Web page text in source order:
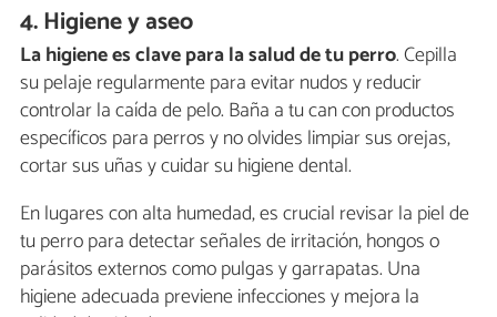
4. Higiene y aseo
La higiene es clave para la salud de tu perro. Cepilla
su pelaje regularmente para evitar nudos y reducir
controlar la caída de pelo. Baña a tu can con productos
específicos para perros y no olvides limpiar sus orejas,
cortar sus uñas y cuidar su higiene dental.
En lugares con alta humedad, es crucial revisar la piel de
tu perro para detectar señales de irritación, hongos o
parásitos externos como pulgas y garrapatas. Una
higiene adecuada previene infecciones y mejora la